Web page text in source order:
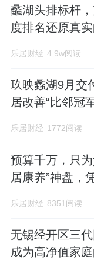
蠡湖头排标杆
度排名还原真
乐居财经 4.9w阅读
玖映蠡湖9月交
居改善“比邻冠
乐居财经 1772阅读
预算千万，只
居康养”神盘，
乐居财经 8351阅读
无锡经开区三
成为高净值家庭